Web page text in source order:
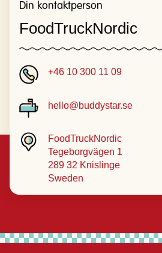
Din kontaktperson
FoodTruckNordic
+46 10 300 11 09
hello@buddystar.se
FoodTruckNordic
Tegeborgvägen 1
289 32 Knislinge
Sweden